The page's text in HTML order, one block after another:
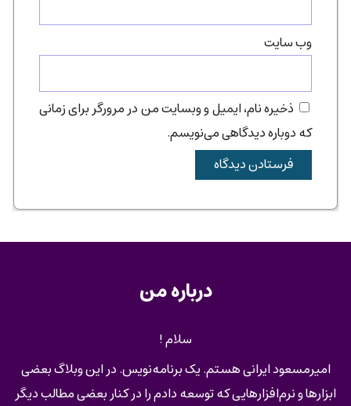
وب‌ سایت
ذخیره نام، ایمیل و وبسایت من در مرورگر برای زمانی
که دوباره دیدگاهی می‌نویسم.
درباره من
سلام !
امیرمسعود ایرانی هستم. یک برنامه‌نویس. در این وبلاگ بعضی
ابزارها و نرم‌افزارهایی که توسعه دادم را در کنار بعضی مطالب دیگر